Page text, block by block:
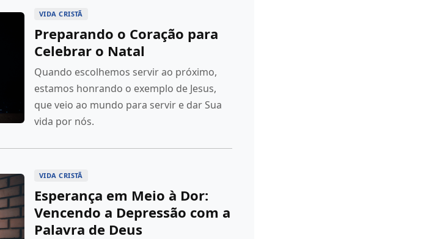
VIDA CRISTÃ
Preparando o Coração para
Celebrar o Natal
Quando escolhemos servir ao próximo,
estamos honrando o exemplo de Jesus,
que veio ao mundo para servir e dar Sua
vida por nós.
VIDA CRISTÃ
Esperança em Meio à Dor:
Vencendo a Depressão com a
Palavra de Deus